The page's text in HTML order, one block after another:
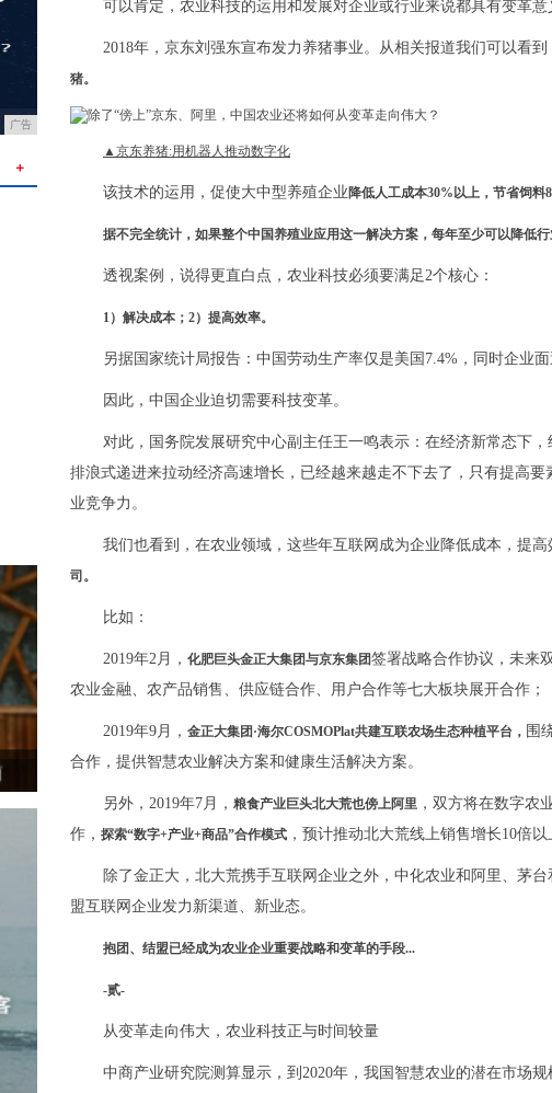
广告
＋
可以肯定，农业科技的运用和发展对企业或行业来说都具有变革意
2018年，京东刘强东宣布发力养猪事业。从相关报道我们可以看到
猪。
▲京东养猪:用机器人推动数字化
该技术的运用，促使大中型养殖企业降低人工成本30%以上，节省饲料
据不完全统计，如果整个中国养殖业应用这一解决方案，每年至少可以降低行
透视案例，说得更直白点，农业科技必须要满足2个核心：
1）解决成本；2）提高效率。
另据国家统计局报告：中国劳动生产率仅是美国7.4%，同时企业
因此，中国企业迫切需要科技变革。
对此，国务院发展研究中心副主任王一鸣表示：在经济新常态下
排浪式递进来拉动经济高速增长，已经越来越走不下去了，只有提高
业竞争力。
我们也看到，在农业领域，这些年互联网成为企业降低成本，提
司。
比如：
2019年2月， 化肥巨头金正大集团与京东集团签署战略合作协议，未来
农业金融、农产品销售、供应链合作、用户合作等七大板块展开合作；
2019年9月， 金正大集团·海尔COSMOPlat共建互联农场生态种植平台， 围
合作，提供智慧农业解决方案和健康生活解决方案。
另外，2019年7月， 粮食产业巨头北大荒也傍上阿里 ，双方将在数字农
作， 探索“数字+产业+商品”合作模式 ，预计推动北大荒线上销售增长10倍以
除了金正大，北大荒携手互联网企业之外，中化农业和阿里、茅
盟互联网企业发力新渠道、新业态。
抱团、结盟已经成为农业企业重要战略和变革的手段...
-贰-
从变革走向伟大，农业科技正与时间较量
中商产业研究院测算显示，到2020年，我国智慧农业的潜在市场